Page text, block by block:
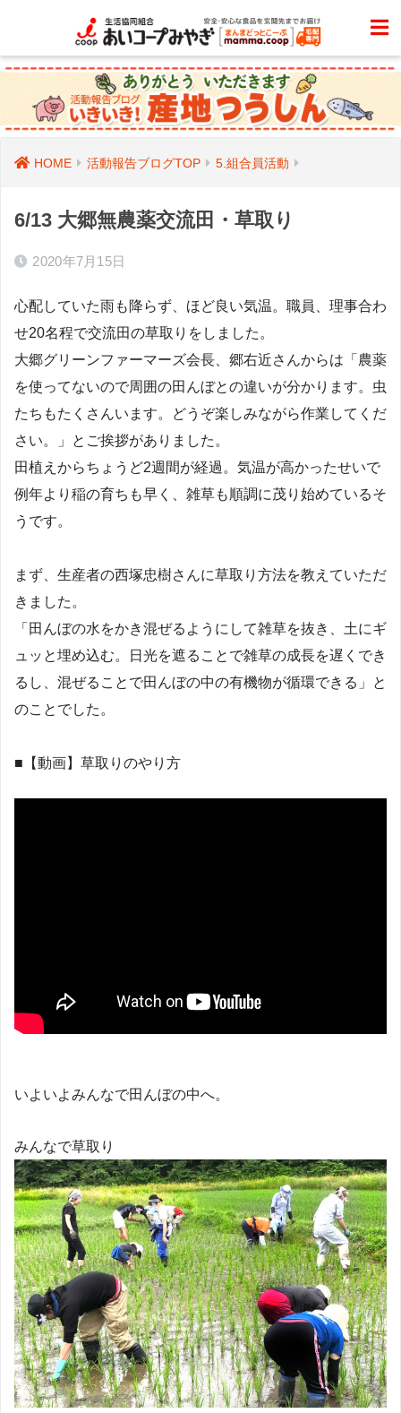
HOME 活動報告ブログTOP 5.組合員活動
6/13 大郷無農薬交流田・草取り
2020年7月15日
心配していた雨も降らず、ほど良い気温。職員、理事合わ
せ20名程で交流田の草取りをしました。
大郷グリーンファーマーズ会長、郷右近さんからは「農薬
を使ってないので周囲の田んぼとの違いが分かります。虫
たちもたくさんいます。どうぞ楽しみながら作業してくだ
さい。」とご挨拶がありました。
田植えからちょうど2週間が経過。気温が高かったせいで
例年より稲の育ちも早く、雑草も順調に茂り始めているそ
うです。
まず、生産者の西塚忠樹さんに草取り方法を教えていただ
きました。
「田んぼの水をかき混ぜるようにして雑草を抜き、土にギ
ュッと埋め込む。日光を遮ることで雑草の成長を遅くでき
るし、混ぜることで田んぼの中の有機物が循環できる」と
のことでした。
■【動画】草取りのやり方
いよいよみんなで田んぼの中へ。
みんなで草取り